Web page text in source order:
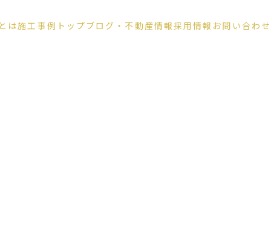
は施工事例 トップブログ ・不動産情報採用情報 お問い合わせ